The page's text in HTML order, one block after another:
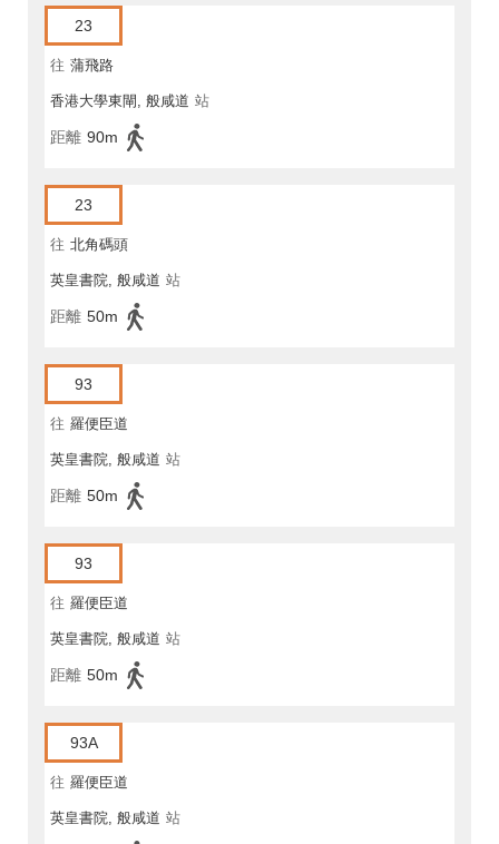
23
往 蒲飛路
香港大學東閘, 般咸道 站
距離 90m
23
往 北角碼頭
英皇書院, 般咸道 站
距離 50m
93
往 羅便臣道
英皇書院, 般咸道 站
距離 50m
93
往 羅便臣道
英皇書院, 般咸道 站
距離 50m
93A
往 羅便臣道
英皇書院, 般咸道 站